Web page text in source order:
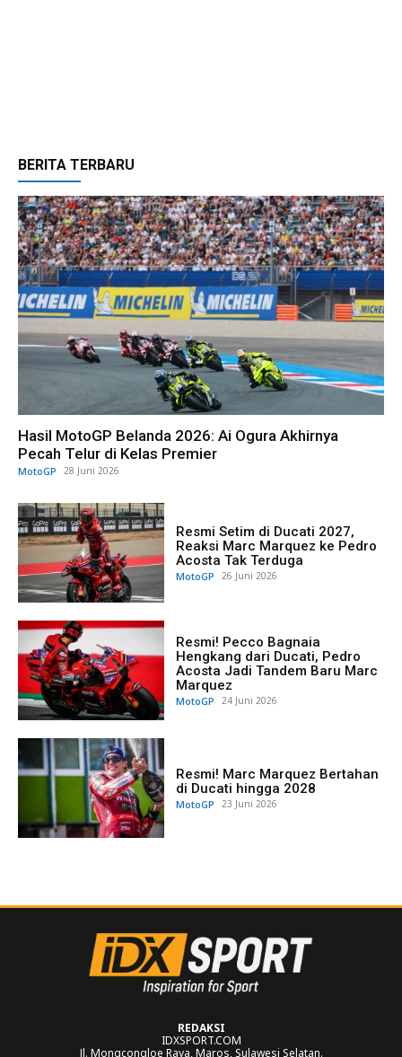
BERITA TERBARU
Hasil MotoGP Belanda 2026: Ai Ogura Akhirnya
Pecah Telur di Kelas Premier
MotoGP 28 Juni 2026
Resmi Setim di Ducati 2027,
Reaksi Marc Marquez ke Pedro
Acosta Tak Terduga
MotoGP 26 Juni 2026
Resmi! Pecco Bagnaia
Hengkang dari Ducati, Pedro
Acosta Jadi Tandem Baru Marc
Marquez
MotoGP 24 Juni 2026
Resmi! Marc Marquez Bertahan
di Ducati hingga 2028
MotoGP 23 Juni 2026
REDAKSI
IDXSPORT.COM
Jl. Mongcongloe Raya, Maros, Sulawesi Selatan.